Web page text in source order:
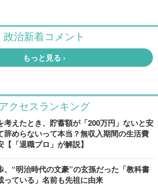
アクセスランキング
考えたとき、貯蓄額が「200万円」ないと安
辞めらないって本当？無収入期間の生活費
【「退職プロ」が解説】
、“明治時代の文豪”の玄孫だった「教科書
っている」名前も先祖に由来